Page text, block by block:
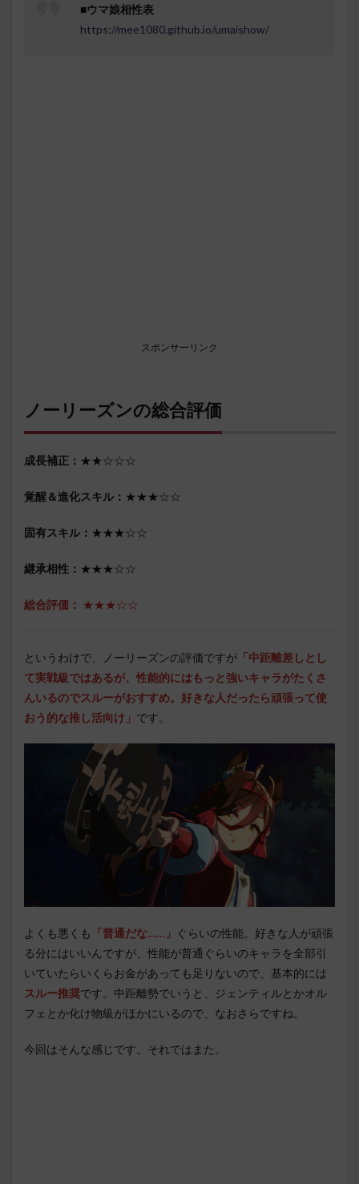
■ウマ娘相性表
https://mee1080.github.io/umaishow/
スポンサーリンク
ノーリーズンの総合評価
成長補正： ★★☆☆☆
覚醒＆進化スキル： ★★★☆☆
固有スキル： ★★★☆☆
継承相性： ★★★☆☆
総合評価： ★★★☆☆
というわけで、ノーリーズンの評価ですが 「中距離差しとし
て実戦級ではあるが、性能的にはもっと強いキャラがたくさ
んいるのでスルーがおすすめ。好きな人だったら頑張って使
おう的な推し活向け 」 です。
よくも悪くも 「普通だな……」
ぐらいの性能。好きな人が頑張
る分にはいいんですが、性能が普通ぐらいのキャラを全部引
いていたらいくらお金があっても足りないので、基本的には
スルー推奨です。中距離勢でいうと、ジェンティルとかオル
フェとか化け物級がほかにいるので、なおさらですね。
今回はそんな感じです。それではまた。